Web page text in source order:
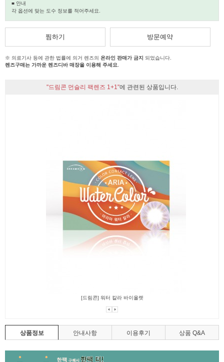
■ 안내
각 옵션에 맞는 도수 정보를 적어주세요.
찜하기 방문예약
※ 의료기사 등에 관한 법률에 의거 렌즈의 온라인 판매가 금지
되었습니다.
렌즈구매는 가까운 렌즈디바 매장을 이용해 주세요.
"드림콘 먼슬리 팩렌즈 1+1"에 관련된 상품입니다.
[드림콘] 워터 칼라 바이올렛
상품정보 안내사항 이용후기 상품 Q&A